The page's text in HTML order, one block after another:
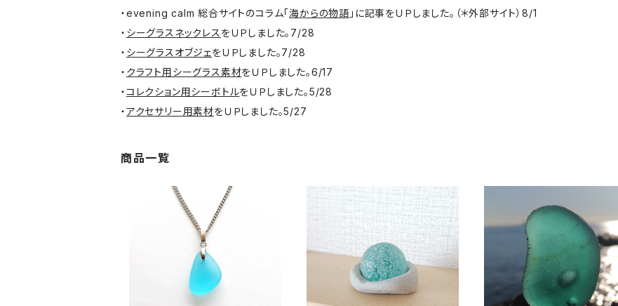
・evening calm 総合サイトのコラム「海からの物語 」に記事をＵＰしました。（＊外部サイト）8/1
・ シーグラスネックレス をＵＰしました。7/28
・ シーグラスオブジェをＵＰしました。7/28
・ クラフト用シーグラス素材をＵＰしました。6/17
・コレクション用シーボトルをＵＰしました。5/28
・アクセサリー用素材をＵＰしました。5/27
商品一覧
水色系天然シーグラス ネックレ
ス BN-95
¥2,350
シーマーブル オブジェ BZ-114
¥2,300
SC-118 コレクション用 シ
ラス（気泡入り）
¥2,150